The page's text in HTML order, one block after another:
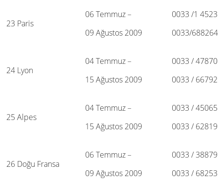
23 Paris
06 Temmuz –
09 Ağustos 2009
0033 /1
0033/
24 Lyon
04 Temmuz –
15 Ağustos 2009
0033 /
0033 /
25 Alpes
04 Temmuz –
15 Ağustos 2009
0033 /
0033 /
26 Doğu Fransa
06 Temmuz –
09 Ağustos 2009
0033 /
0033 /